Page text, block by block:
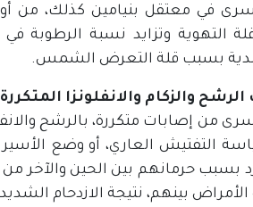
في معتقل بنيامين كذلك، من
التهوية وتزايد نسبة
بسبب قلة التعرض الشمس.
الرشح والزكام والانفلونزا
من إصابات متكررة، بالرشح
التفتيش العاري، أو وضع الأسير
بسبب حرمانهم بين الحين
الأمراض بينهم، نتيجة الازدحام